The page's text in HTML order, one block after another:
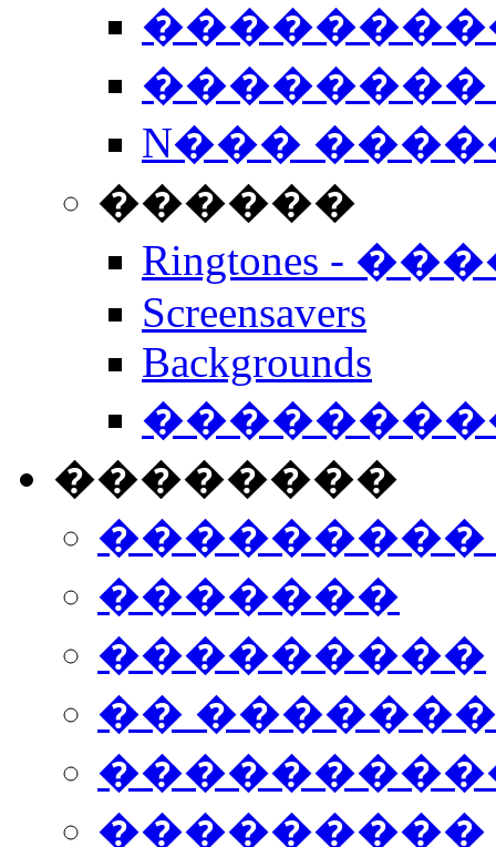
��������
N���
������
Ringtones -
Screensavers
Backgrounds
��������
���������
�������
���������
��
���������